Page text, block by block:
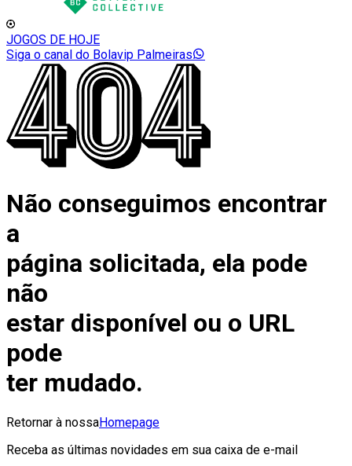
JOGOS DE HOJE
Siga o canal do Bolavip Palmeiras
Não conseguimos encontrar
a
página solicitada, ela pode
não
estar disponível ou o URL
pode
ter mudado.
Retornar à nossaHomepage
Receba as últimas novidades em sua caixa de e-mail